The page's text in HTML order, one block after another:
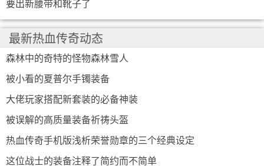
要出新腰带和靴子了
最新热血传奇动态
森林中的奇特的怪物森林雪人
被小看的夏普尔手镯装备
大佬玩家搭配新套装的必备神装
被误解的高质量装备祈祷头盔
热血传奇手机版浅析荣誉勋章的三个经典设定
这位战士的装备注释了简约而不简单